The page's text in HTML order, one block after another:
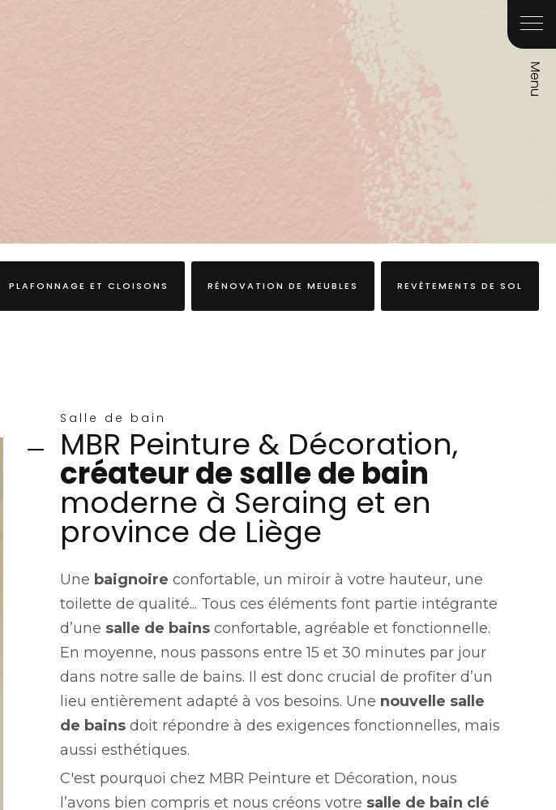
PLAFONNAGE ET CLOISONS RÉNOVATION DE MEUBLES REVÊTEMENTS DE SOL
Salle de bain
MBR Peinture & Décoration,
créateur de salle de bain
moderne à Seraing et en
province de Liège
Une baignoire confortable, un miroir à votre hauteur, une
toilette de qualité... Tous ces éléments font partie intégrante
d’une salle de bains confortable, agréable et fonctionnelle.
En moyenne, nous passons entre 15 et 30 minutes par jour
dans notre salle de bains. Il est donc crucial de profiter d’un
lieu entièrement adapté à vos besoins. Une nouvelle salle
de bains doit répondre à des exigences fonctionnelles, mais
aussi esthétiques.
C'est pourquoi chez MBR Peinture et Décoration, nous
l’avons bien compris et nous créons votre salle de bain clé